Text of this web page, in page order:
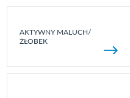
AKTYWNY MALUCH/
ŻŁOBEK